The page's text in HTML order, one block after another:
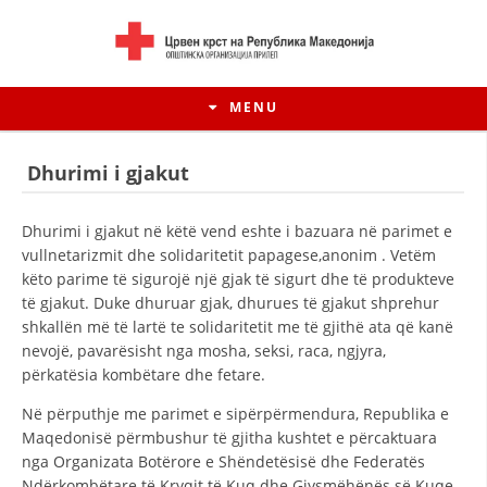
MENU
HISTORIA E LËVIZJES
HISTORIA E KRYQIT TË KUQ
Dhurimi i gjakut
Dhurimi i gjakut në këtë vend eshte i bazuara në parimet e
vullnetarizmit dhe solidaritetit papagese,anonim . Vetëm
këto parime të sigurojë një gjak të sigurt dhe të produkteve
të gjakut. Duke dhuruar gjak, dhurues të gjakut shprehur
shkallën më të lartë te solidaritetit me të gjithë ata që kanë
nevojë, pavarësisht nga mosha, seksi, raca, ngjyra,
përkatësia kombëtare dhe fetare.
Në përputhje me parimet e sipërpërmendura, Republika e
Maqedonisë përmbushur të gjitha kushtet e përcaktuara
nga Organizata Botërore e Shëndetësisë dhe Federatës